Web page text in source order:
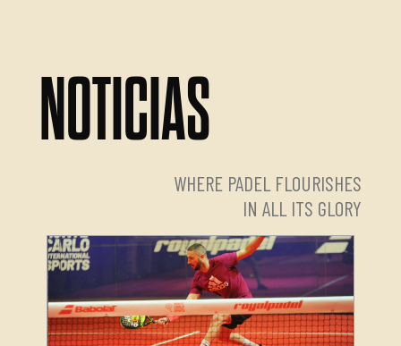
NOTICIAS
WHERE PADEL FLOURISHES
IN ALL ITS GLORY